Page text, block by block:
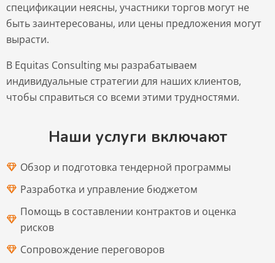
спецификации неясны, участники торгов могут не
быть заинтересованы, или цены предложения могут
вырасти.
В Equitas Consulting мы разрабатываем
индивидуальные стратегии для наших клиентов,
чтобы справиться со всеми этими трудностями.
Наши услуги включают
Обзор и подготовка тендерной программы
Разработка и управление бюджетом
Помощь в составлении контрактов и оценка
рисков
Сопровождение переговоров